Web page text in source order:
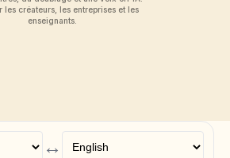
les créateurs, les entreprises et les
enseignants.
↔